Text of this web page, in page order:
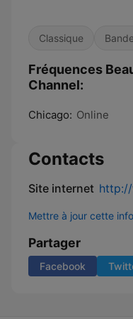
Classique
Fréquences
Channel:
Chicago: Online
Contacts
Site internet
Mettre à jour cette
Partager
Facebook